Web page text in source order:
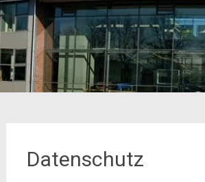
Datenschutz